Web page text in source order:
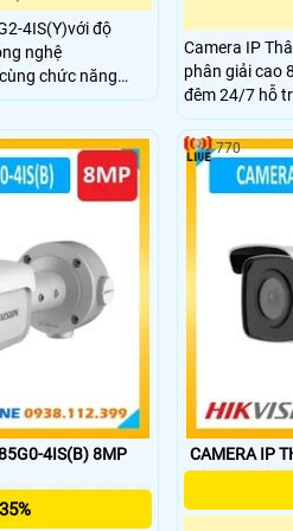
4IS(Y)với độ
nghệ
chức năng
ảnh rõ nét ,hồng
hoàn hảo cho
và phương tiện.
Camera IP
phân giải cao
đêm 24/7 hỗ
H.265,cùng
cho hình ảnh
512GB,phân
tiện.Tích hợp
4IS(B) 8MP
CAMERA IP
770